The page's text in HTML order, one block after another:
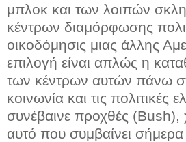
μπλοκ και των λοιπών
κέντρων διαμόρφωσης
οικοδόμησις μιας άλλης
επιλογή είναι απλώς η
των κέντρων αυτών πάνω
κοινωνία και τις πολιτικές
συνέβαινε προχθές
αυτό που συμβαίνει